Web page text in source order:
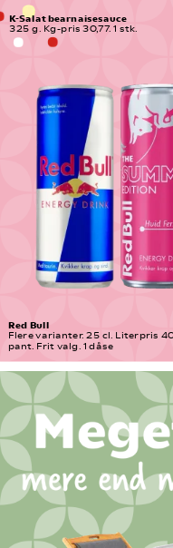
Red Bull
Flere varianter. 25 cl. Literpris
pant. Frit valg. 1 dåse
K-Salat bearnaisesauce
325 g. Kg-pris 30,77. 1 stk.